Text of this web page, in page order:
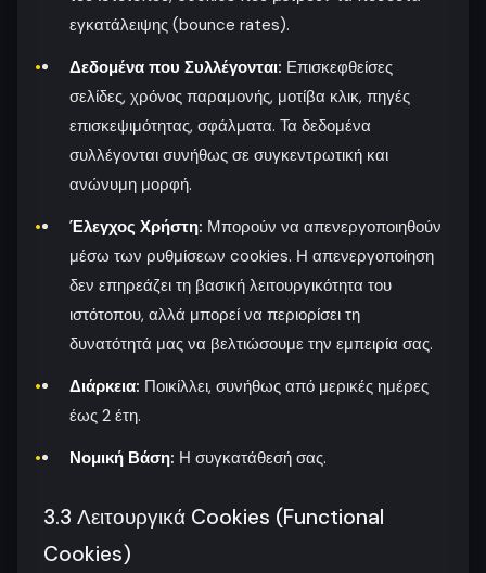
εγκατάλειψης (bounce rates).
Δεδομένα που Συλλέγονται: Επισκεφθείσες
σελίδες, χρόνος παραμονής, μοτίβα κλικ, πηγές
επισκεψιμότητας, σφάλματα. Τα δεδομένα
συλλέγονται συνήθως σε συγκεντρωτική και
ανώνυμη μορφή.
Έλεγχος Χρήστη: Μπορούν να απενεργοποιηθούν
μέσω των ρυθμίσεων cookies. Η απενεργοποίηση
δεν επηρεάζει τη βασική λειτουργικότητα του
ιστότοπου, αλλά μπορεί να περιορίσει τη
δυνατότητά μας να βελτιώσουμε την εμπειρία σας.
Διάρκεια: Ποικίλλει, συνήθως από μερικές ημέρες
έως 2 έτη.
Νομική Βάση: Η συγκατάθεσή σας.
3.3 Λειτουργικά Cookies (Functional
Cookies)